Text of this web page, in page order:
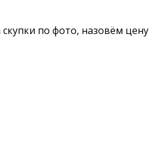
по фото, назовём цену